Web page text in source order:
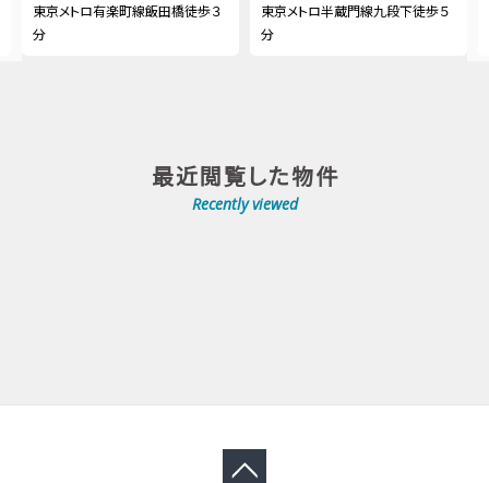
東京メトロ有楽町線飯田橋徒歩３
分
東京メトロ半蔵門線九段下徒歩５
分
最近閲覧した物件
Recently viewed